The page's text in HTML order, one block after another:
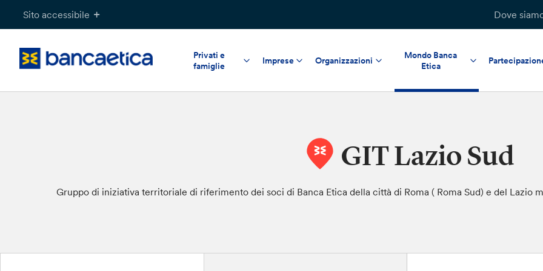
Sito accessibile Dove
Privati e
famiglie
Imprese Organizzazioni
Mondo Banca
Etica
GIT Lazio Sud
Gruppo di iniziativa territoriale di riferimento dei soci di Banca Etica della città di Roma ( Roma Sud) e del Lazio